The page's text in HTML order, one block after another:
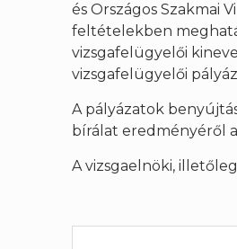
és Országos Szakmai
feltételekben
vizsgafelügyelői
vizsgafelügyelői
A pályázatok
bírálat eredményéről
A vizsgaelnöki,